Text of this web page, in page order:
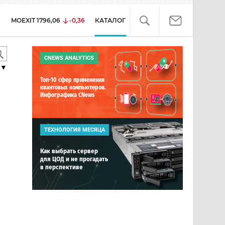
MOEXIT 1796,06 -0,36 КАТАЛОГ
CNEWS ANALYTICS
Топ-10 сфер применения
квантовых компьютеров.
Инфографика CNews
ТЕХНОЛОГИЯ МЕСЯЦА
Как выбрать сервер
для ЦОД и не прогадать
в перспективе